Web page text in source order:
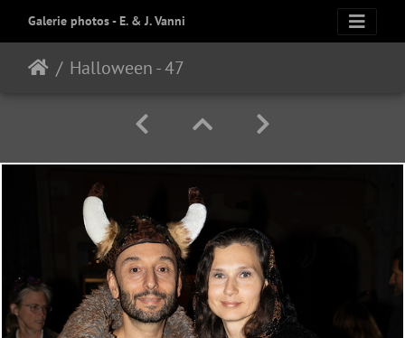
Galerie photos - E. & J. Vanni
Halloween - 47